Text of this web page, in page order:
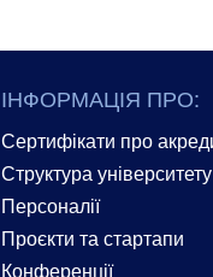
ІНФОРМАЦІЯ ПРО:
Сертифікати про
Структура університету
Персоналії
Проєкти та стартапи
Конференції